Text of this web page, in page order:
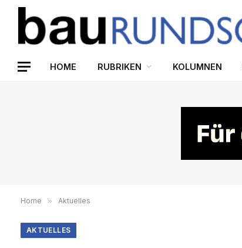
HOME RUBRIKEN KOLUMNEN
Home » Aktuelles
AKTUELLES